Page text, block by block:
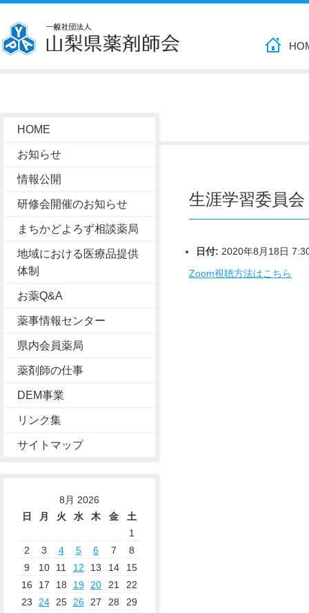
HOME
お知らせ
情報公開
研修会開催のお知らせ
まちかどよろず相談薬局
地域における医療品提供
体制
お薬Q&A
薬事情報センター
県内会員薬局
薬剤師の仕事
DEM事業
リンク集
サイトマップ
8月 2026
日
月 火 水 木 金
土
1
2
3 4 5 6 7
8
9
10 11 12 13 14
15
16
17 18 19 20 21
22
23
24 25 26 27 28
29
生涯学習委員
日付: 2020年8月18日
Zoom視聴方法はこちら